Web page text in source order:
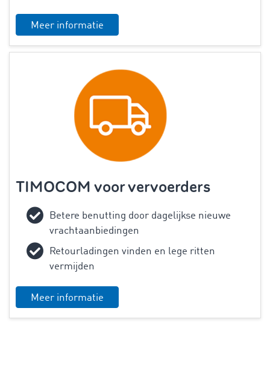
Meer informatie
TIMOCOM voor vervoerders
Betere benutting door dagelijkse nieuwe
vrachtaanbiedingen
Retourladingen vinden en lege ritten
vermijden
Meer informatie